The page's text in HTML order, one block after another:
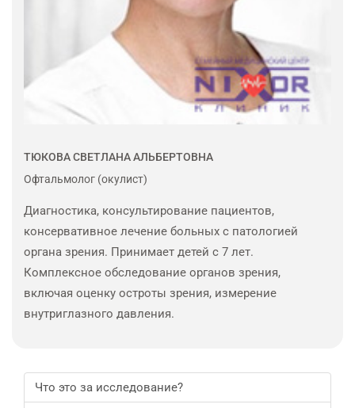
ТЮКОВА СВЕТЛАНА АЛЬБЕРТОВНА
Офтальмолог (окулист)
Диагностика, консультирование пациентов,
консервативное лечение больных с патологией
органа зрения. Принимает детей с 7 лет.
Комплексное обследование органов зрения,
включая оценку остроты зрения, измерение
внутриглазного давления.
Что это за исследование?